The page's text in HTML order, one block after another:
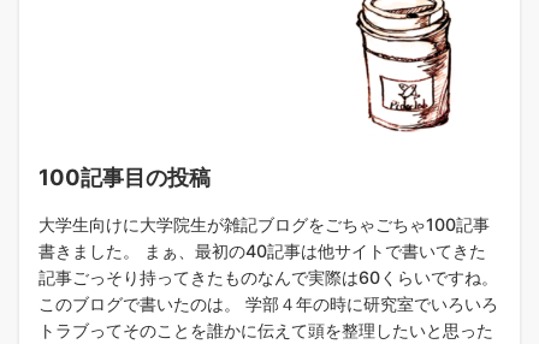
100記事目の投稿
大学生向けに大学院生が雑記ブログをごちゃごちゃ100記事
書きました。 まぁ、最初の40記事は他サイトで書いてきた
記事ごっそり持ってきたものなんで実際は60くらいですね。
このブログで書いたのは。 学部４年の時に研究室でいろいろ
トラブってそのことを誰かに伝えて頭を整理したいと思った